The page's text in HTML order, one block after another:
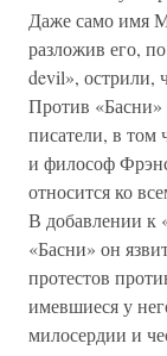
Даже само имя
разложив его,
devil», острили,
Против «Басни»
писатели, в
и философ
относится ко
В добавлении к
«Басни» он
протестов
имевшиеся у
милосердии и